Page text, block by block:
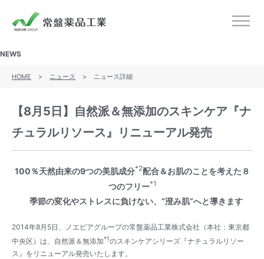
NEWS
HOME > ニュース > ニュース詳細
【8月5日】自然派＆無添加のスキンケア『ナ
チュラルリソース』リニューアル発売
100％天然由来の9つの美肌成分*2配合＆お肌のことを考えた８
つのフリー*1
季節の変化やストレスに負けない、“澄み肌”へと導きます
2014年8月5日、ノエビアグループの常盤薬品工業株式会社（本社：東京都
中央区）は、自然派＆無添加*1のスキンケアシリーズ『ナチュラルリソー
ス』をリニューアル発売いたします。